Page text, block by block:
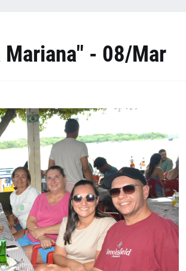
Mariana" - 08/Mar